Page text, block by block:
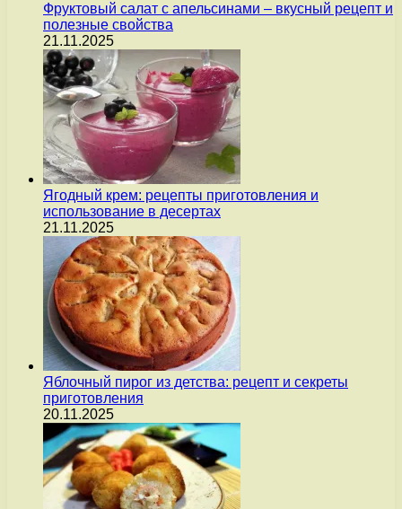
Фруктовый салат с апельсинами – вкусный рецепт и
полезные свойства
21.11.2025
Ягодный крем: рецепты приготовления и
использование в десертах
21.11.2025
Яблочный пирог из детства: рецепт и секреты
приготовления
20.11.2025